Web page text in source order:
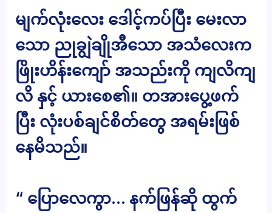
မျက်လုံးလေး ဒေါင့်ကပ်ပြီး မေးလာ
သော ညုချွဲချိုအီသော အသံလေးက
ဖြိုးဟိန်းကျော် အသည်းကို ကျလိကျ
လိ နှင့် ယားစေ၏။ တအားပွေ့ဖက်
ပြီး လုံးပစ်ချင်စိတ်တွေ အရမ်းဖြစ်
နေမိသည်။
“ ပြောလေကွာ… နက်ဖြန်ဆို ထွက်